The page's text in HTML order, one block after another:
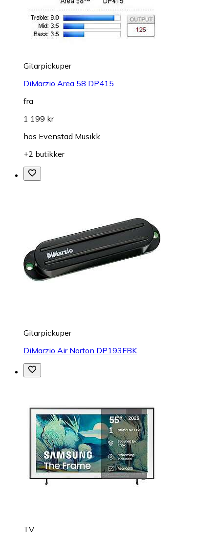
Gitarpickuper
DiMarzio Area 58 DP415
fra
1 199 kr
hos Evenstad Musikk
+2 butikker
Gitarpickuper
DiMarzio Air Norton DP193FBK
TV